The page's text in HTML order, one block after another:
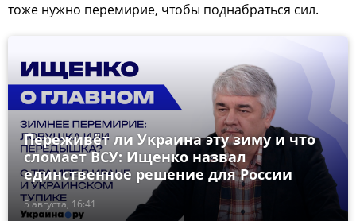
тоже нужно перемирие, чтобы поднабраться сил.
5 августа, 16:41
Переживёт ли Украина эту зиму и что
сломает ВСУ: Ищенко назвал
единственное решение для России